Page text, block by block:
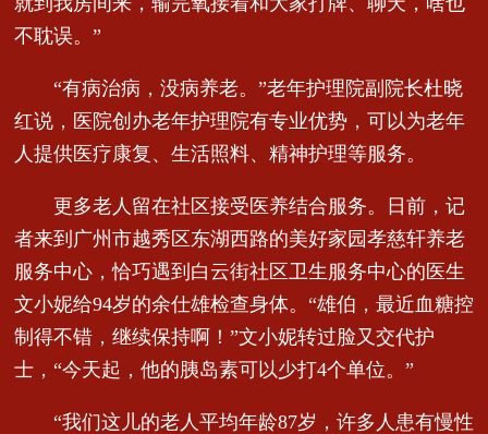
不耽误。”
“有病治病，没病养老。”老年护理院副院长杜晓
红说，医院创办老年护理院有专业优势，可以为老年
人提供医疗康复、生活照料、精神护理等服务。
更多老人留在社区接受医养结合服务。日前，记
者来到广州市越秀区东湖西路的美好家园孝慈轩养老
服务中心，恰巧遇到白云街社区卫生服务中心的医生
文小妮给94岁的余仕雄检查身体。“雄伯，最近血糖控
制得不错，继续保持啊！”文小妮转过脸又交代护
士，“今天起，他的胰岛素可以少打4个单位。”
“我们这儿的老人平均年龄87岁，许多人患有慢性